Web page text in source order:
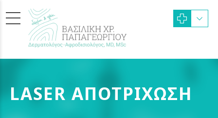
LASER ΑΠΟΤΡΙΧΩΣΗ